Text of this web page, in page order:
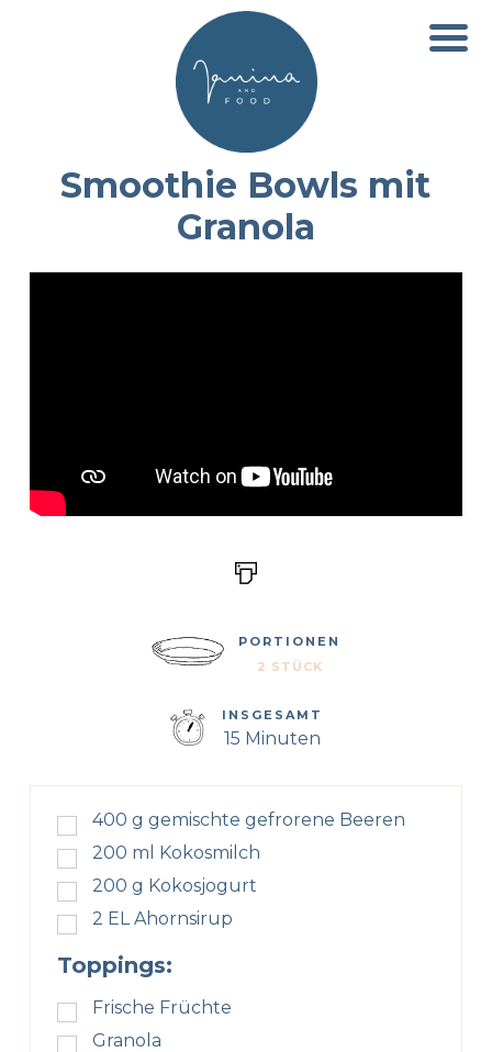
Smoothie Bowls mit
Granola
PORTIONEN
2 STÜCK
INSGESAMT
15 Minuten
400 g gemischte gefrorene Beeren
200 ml Kokosmilch
200 g Kokosjogurt
2 EL Ahornsirup
Toppings:
Frische Früchte
Granola